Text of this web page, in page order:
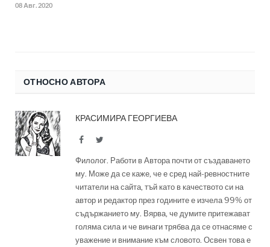
08 Авг. 2020
ОТНОСНО АВТОРА
КРАСИМИРА ГЕОРГИЕВА
FacebookTwitter
Филолог. Работи в Автора почти от създаването
му. Може да се каже, че е сред най-ревностните
читатели на сайта, тъй като в качеството си на
автор и редактор през годините е изчела 99% от
съдържанието му. Вярва, че думите притежават
голяма сила и че винаги трябва да се отнасяме с
уважение и внимание към словото. Освен това е